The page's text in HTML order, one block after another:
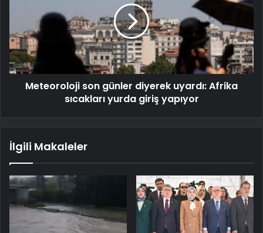
Meteoroloji son günler diyerek uyardı: Afrika
sıcakları yurda giriş yapıyor
İlgili Makaleler